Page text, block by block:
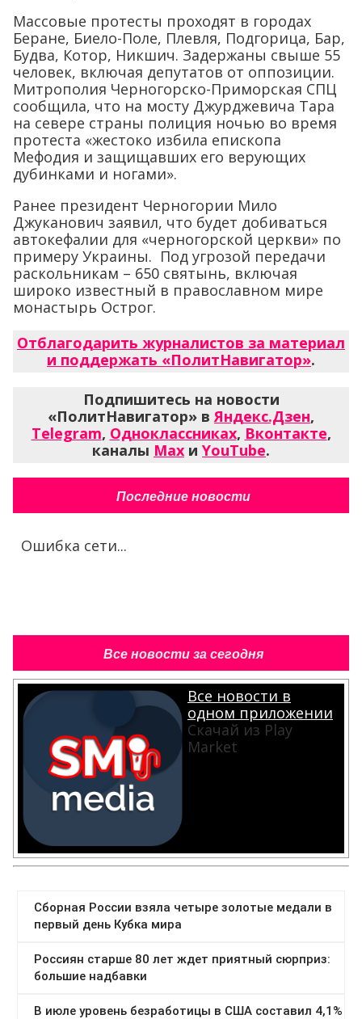
Массовые протесты проходят в городах
Беране, Биело-Поле, Плевля, Подгорица, Бар,
Будва, Котор, Никшич. Задержаны свыше 55
человек, включая депутатов от оппозиции.
Митрополия Черногорско-Приморская СПЦ
сообщила, что на мосту Джурджевича Тара
на севере страны полиция ночью во время
протеста «жестоко избила епископа
Мефодия и защищавших его верующих
дубинками и ногами».
Ранее президент Черногории Мило
Джуканович заявил, что будет добиваться
автокефалии для «черногорской церкви» по
примеру Украины. Под угрозой передачи
раскольникам – 650 святынь, включая
широко известный в православном мире
монастырь Острог.
Отблагодарить журналистов за материал
и поддержать «ПолитНавигатор».
Подпишитесь на новости
«ПолитНавигатор» вЯндекс.Дзен,
Telegram, Одноклассниках, Вконтакте,
каналы Max и YouTube.
Последние новости
Ошибка сети...
Все новости за сегодня
Все новости в
одном приложении
Скачай из Play
Market